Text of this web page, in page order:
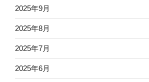
2025年9月
2025年8月
2025年7月
2025年6月